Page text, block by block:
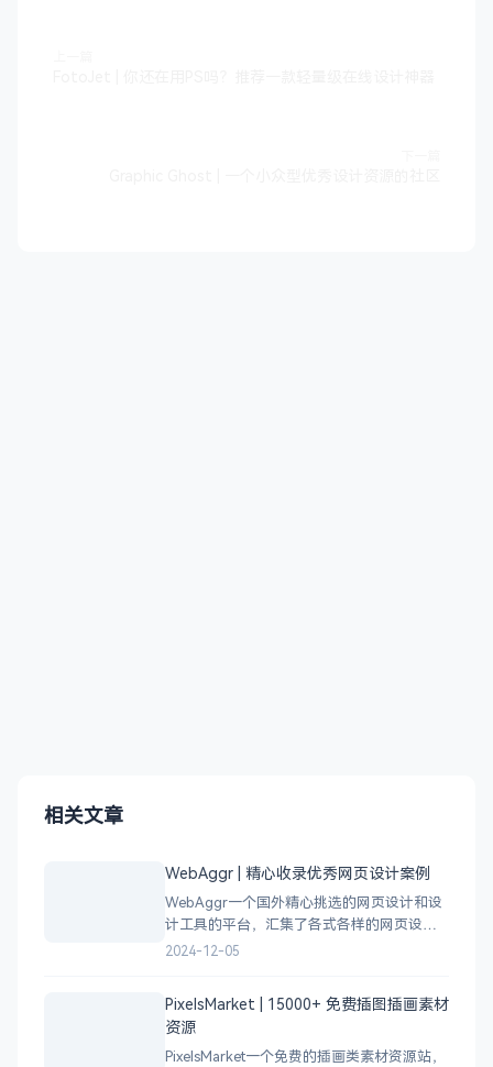
相关文章
WebAggr | 精心收录优秀网页设计案例
WebAggr一个国外精心挑选的网页设计和设
计工具的平台，汇集了各式各样的网页设计
案例，涵盖个人博客、时尚、设计、机构、
计，应
2024-12-05
PixelsMarket | 15000+ 免费插图插画素材
资源
PixelsMarket一个免费的插画类素材资源站，